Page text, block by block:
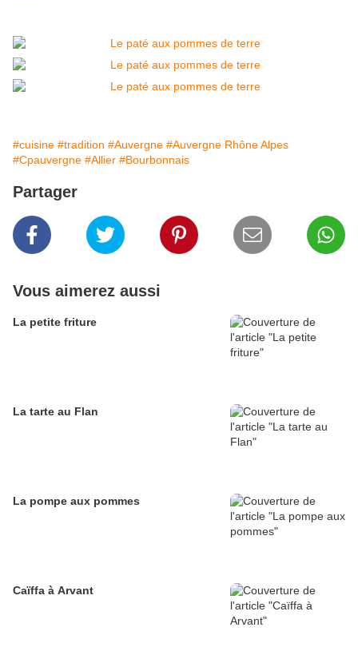
#cuisine #tradition #Auvergne #Auvergne Rhône Alpes
#Cpauvergne #Allier #Bourbonnais
Partager
Vous aimerez aussi
La petite friture
La tarte au Flan
La pompe aux pommes
Caïffa à Arvant